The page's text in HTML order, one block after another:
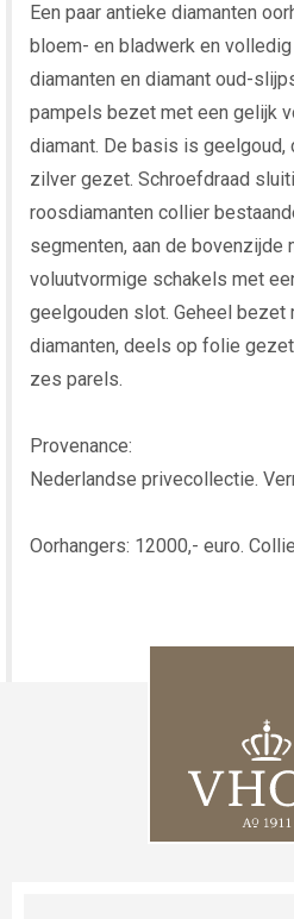
Een paar antieke diamanten
bloem- en bladwerk en
diamanten en diamant oud-
pampels bezet met een gelijk
diamant. De basis is geelgoud,
zilver gezet. Schroefdraad
roosdiamanten collier
segmenten, aan de bovenzijde
voluutvormige schakels met
geelgouden slot. Geheel
diamanten, deels op folie
zes parels.
Provenance:
Nederlandse privecollectie.
Oorhangers: 12000,- euro.